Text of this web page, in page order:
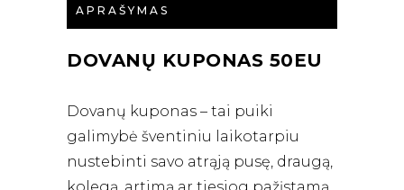
APRAŠYMAS
DOVANŲ KUPONAS 50EU
Dovanų kuponas – tai puiki
galimybė šventiniu laikotarpiu
nustebinti savo atrąją pusę, draugą,